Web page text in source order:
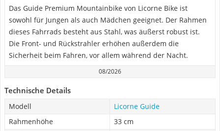
Das Guide Premium Mountainbike von Licorne Bike ist
sowohl für Jungen als auch Mädchen geeignet. Der Rahmen
dieses Fahrrads besteht aus Stahl, was äußerst robust ist.
Die Front- und Rückstrahler erhöhen außerdem die
Sicherheit beim Fahren, vor allem während der Nacht.
08/2026
Technische Details
Modell
Licorne Guide
Rahmenhöhe
33 cm